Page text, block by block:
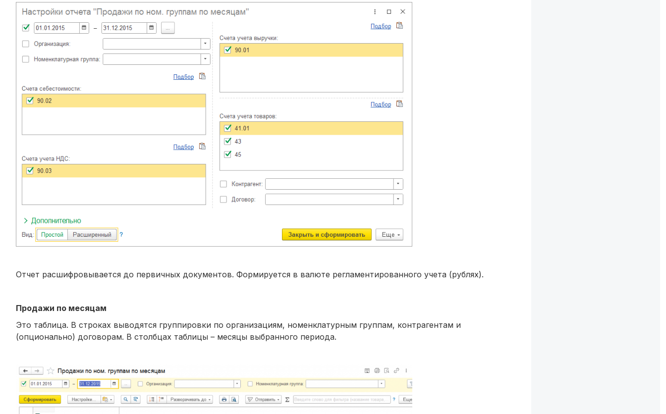
Отчет расшифровывается до первичных документов. Формируется в валюте регламентированного учета (рублях).
Продажи по месяцам
Это таблица. В строках выводятся группировки по организациям, номенклатурным группам, контрагентам и
(опционально) договорам. В столбцах таблицы – месяцы выбранного периода.